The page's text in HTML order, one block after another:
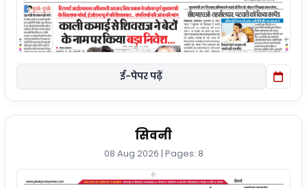
ई-पेपर पढ़ें
सिवनी
08 Aug 2026 | Pages: 8